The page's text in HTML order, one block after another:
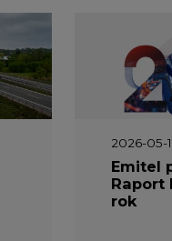
2026-05-
Emitel
Raport
rok